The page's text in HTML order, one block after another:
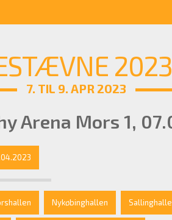
7. TIL 9. APR 2023
Arena Mors 1,
Nykøbinghallen